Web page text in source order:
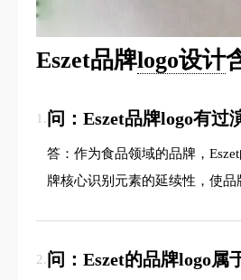
Eszet品牌logo设计
1.问：Eszet品牌logo有过
答：作为食品领域的品牌，
牌核心识别元素的延续性，使品
2.问：Eszet的品牌logo属